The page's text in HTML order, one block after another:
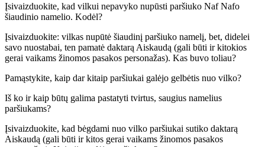
Įsivaizduokite, kad vilkui nepavyko nupūsti paršiuko Naf Nafo
šiaudinio namelio. Kodėl?
Įsivaizduokite: vilkas nupūtė šiaudinį paršiuko namelį, bet, didelei
savo nuostabai, ten pamatė daktarą Aiskaudą (gali būti ir kitokios
gerai vaikams žinomos pasakos personažas). Kas buvo toliau?
Pamąstykite, kaip dar kitaip paršiukai galėjo gelbėtis nuo vilko?
Iš ko ir kaip būtų galima pastatyti tvirtus, saugius namelius
paršiukams?
Įsivaizduokite, kad bėgdami nuo vilko paršiukai sutiko daktarą
Aiskaudą (gali būti ir kitos gerai vaikams žinomos pasakos